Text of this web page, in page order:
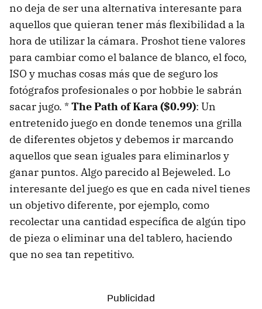
no deja de ser una alternativa interesante para
aquellos que quieran tener más flexibilidad a la
hora de utilizar la cámara. Proshot tiene valores
para cambiar como el balance de blanco, el foco,
ISO y muchas cosas más que de seguro los
fotógrafos profesionales o por hobbie le sabrán
sacar jugo. *The Path of Kara ($0.99): Un
entretenido juego en donde tenemos una grilla
de diferentes objetos y debemos ir marcando
aquellos que sean iguales para eliminarlos y
ganar puntos. Algo parecido al Bejeweled. Lo
interesante del juego es que en cada nivel tienes
un objetivo diferente, por ejemplo, como
recolectar una cantidad específica de algún tipo
de pieza o eliminar una del tablero, haciendo
que no sea tan repetitivo.